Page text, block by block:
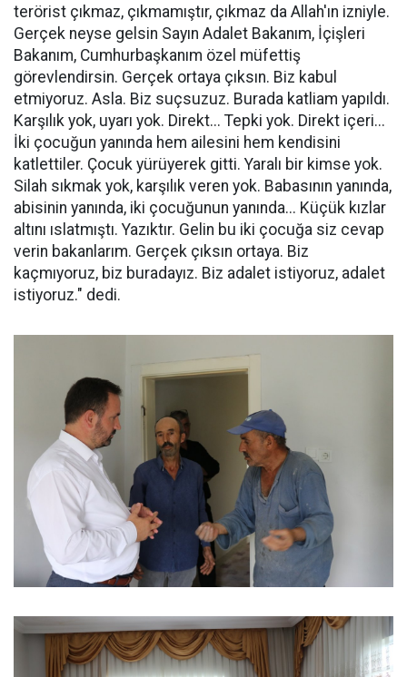
terörist çıkmaz, çıkmamıştır, çıkmaz da Allah'ın izniyle.
Gerçek neyse gelsin Sayın Adalet Bakanım, İçişleri
Bakanım, Cumhurbaşkanım özel müfettiş
görevlendirsin. Gerçek ortaya çıksın. Biz kabul
etmiyoruz. Asla. Biz suçsuzuz. Burada katliam yapıldı.
Karşılık yok, uyarı yok. Direkt... Tepki yok. Direkt içeri...
İki çocuğun yanında hem ailesini hem kendisini
katlettiler. Çocuk yürüyerek gitti. Yaralı bir kimse yok.
Silah sıkmak yok, karşılık veren yok. Babasının yanında,
abisinin yanında, iki çocuğunun yanında... Küçük kızlar
altını ıslatmıştı. Yazıktır. Gelin bu iki çocuğa siz cevap
verin bakanlarım. Gerçek çıksın ortaya. Biz
kaçmıyoruz, biz buradayız. Biz adalet istiyoruz, adalet
istiyoruz." dedi.